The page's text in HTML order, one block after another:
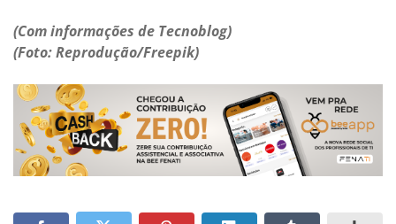
(Com informações de Tecnoblog)
(Foto: Reprodução/Freepik)